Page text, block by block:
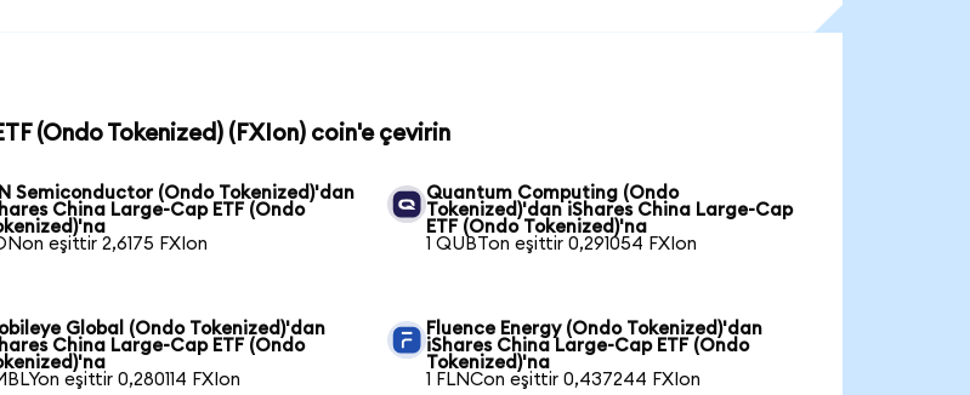
(Ondo Tokenized) (FXIon) coin'e çevirin
Semiconductor (Ondo Tokenized)'dan
China Large-Cap ETF (Ondo
eşittir 2,6175 FXIon
Quantum Computing (Ondo
Tokenized)'dan iShares China Large-Cap
ETF (Ondo Tokenized)'na
1 QUBTon eşittir 0,291054 FXIon
Global (Ondo Tokenized)'dan
China Large-Cap ETF (Ondo
eşittir 0,280114 FXIon
Fluence Energy (Ondo Tokenized)'dan
iShares China Large-Cap ETF (Ondo
Tokenized)'na
1 FLNCon eşittir 0,437244 FXIon